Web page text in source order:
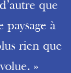
que
paysage à
rien que
»